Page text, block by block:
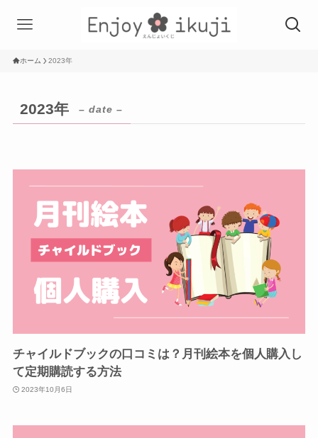
ホーム 2023年
2023年 – date –
チャイルドブックの口コミは？月刊絵本を個人購入し
て定期購読する方法
2023年10月6日